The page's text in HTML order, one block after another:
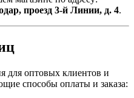
проезд 3-й Линии, д. 4.
для оптовых клиентов и
способы оплаты и заказа: